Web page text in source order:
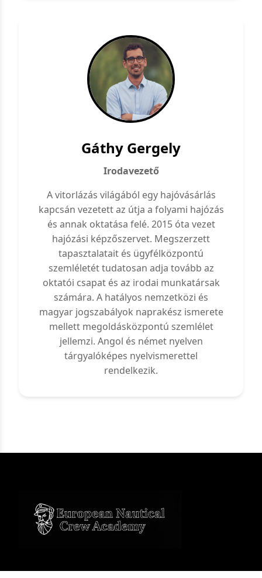
Gáthy Gergely
Irodavezető
A vitorlázás világából egy hajóvásárlás
kapcsán vezetett az útja a folyami hajózás
és annak oktatása felé. 2015 óta vezet
hajózási képzőszervet. Megszerzett
tapasztalatait és ügyfélközpontú
szemléletét tudatosan adja tovább az
oktatói csapat és az irodai munkatársak
számára. A hatályos nemzetközi és
magyar jogszabályok naprakész ismerete
mellett megoldásközpontú szemlélet
jellemzi. Angol és német nyelven
tárgyalóképes nyelvismerettel
rendelkezik.